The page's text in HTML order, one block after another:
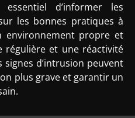
d’informer les
les bonnes pratiques à
propre et
régulière et une réactivité
d’intrusion peuvent
plus grave et garantir un